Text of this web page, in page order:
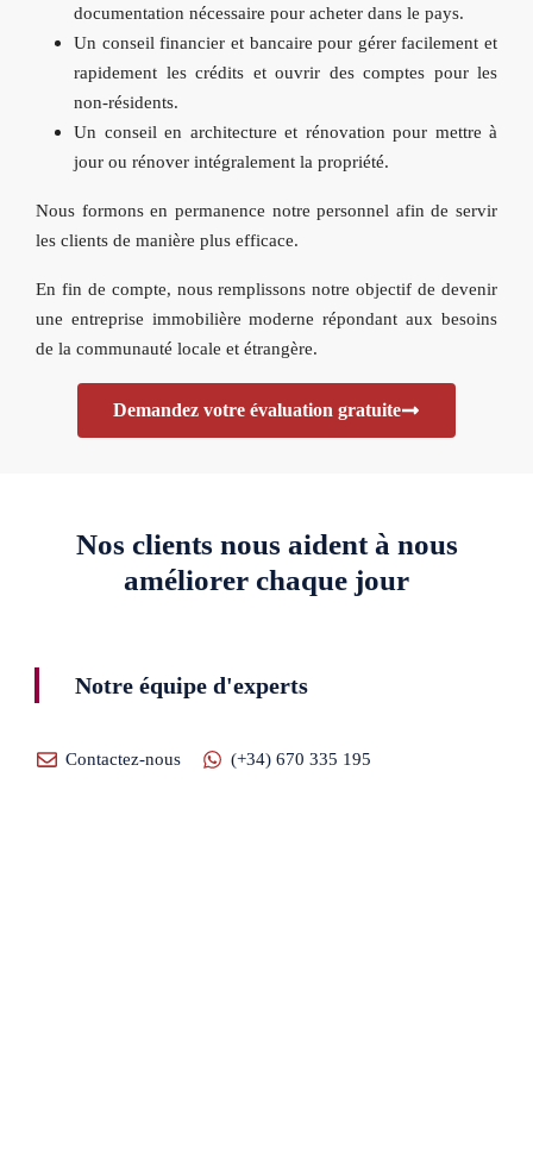
documentation nécessaire pour acheter dans le pays.
Un conseil financier et bancaire pour gérer facilement et
rapidement les crédits et ouvrir des comptes pour les
non-résidents.
Un conseil en architecture et rénovation pour mettre à
jour ou rénover intégralement la propriété.
Nous formons en permanence notre personnel afin de servir
les clients de manière plus efficace.
En fin de compte, nous remplissons notre objectif de devenir
une entreprise immobilière moderne répondant aux besoins
de la communauté locale et étrangère.
Demandez votre évaluation gratuite
Nos clients nous aident à nous
améliorer chaque jour
Notre équipe d'experts
Contactez-nous (+34) 670 335 195